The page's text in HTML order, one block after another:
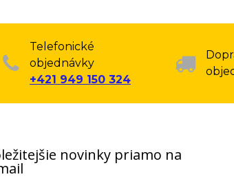
Telefonické
objednávky
+421 949 150 324
novinky priamo na